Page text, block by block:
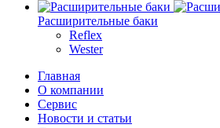
Расширительные баки
Reflex
Wester
Главная
О компании
Сервис
Новости и статьи